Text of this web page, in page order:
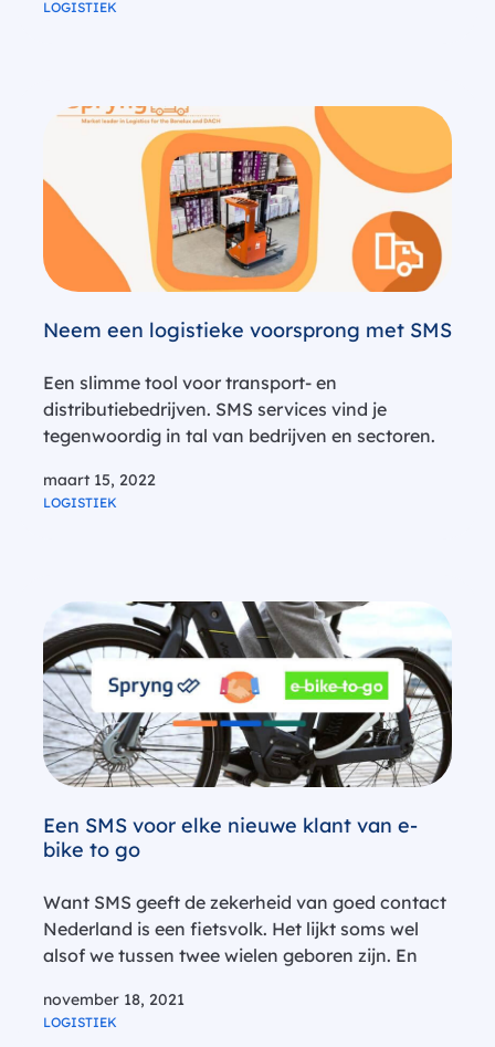
LOGISTIEK
Neem een logistieke voorsprong met SMS
Een slimme tool voor transport- en
distributiebedrijven. SMS services vind je
tegenwoordig in tal van bedrijven en sectoren.
veilige manier van communiceren. Ook in de
maart 15, 2022
LOGISTIEK
Een SMS voor elke nieuwe klant van e-
bike to go
Want SMS geeft de zekerheid van goed contact
Nederland is een fietsvolk. Het lijkt soms wel
alsof we tussen twee wielen geboren zijn. En
dan mensen, de coronacrisis heeft de
november 18, 2021
LOGISTIEK